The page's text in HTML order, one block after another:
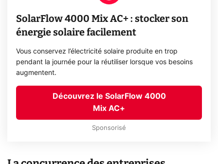
SolarFlow 4000 Mix AC+ : stocker son
énergie solaire facilement
Vous conservez l’électricité solaire produite en trop
pendant la journée pour la réutiliser lorsque vos besoins
augmentent.
Découvrez le SolarFlow 4000
Mix AC+
Sponsorisé